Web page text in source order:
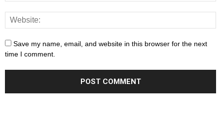
Save my name, email, and website in this browser for the next
time I comment.